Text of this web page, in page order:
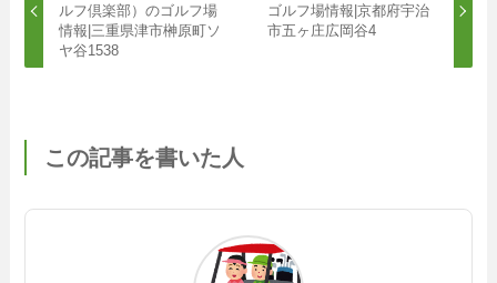
ルフ倶楽部）のゴルフ場
情報|三重県津市榊原町ソ
ヤ谷1538
ゴルフ場情報|京都府宇治
市五ヶ庄広岡谷4
この記事を書いた人